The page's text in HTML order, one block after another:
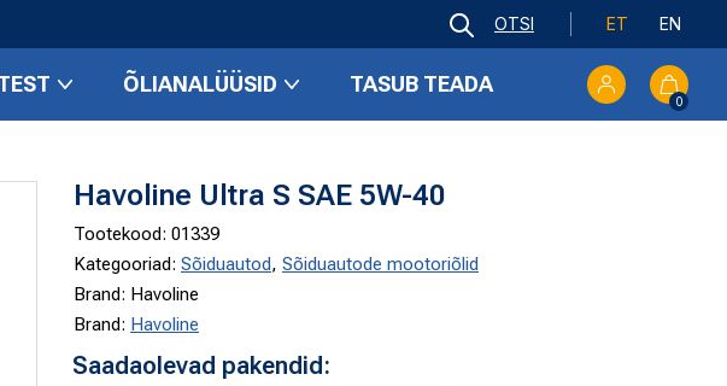
ET EN
ÕLIANALÜÜSID TASUB TEADA
0
Havoline Ultra S SAE 5W-40
Tootekood: 01339
Kategooriad: Sõiduautod, Sõiduautode mootoriõlid
Brand: Havoline
Brand: Havoline
Saadaolevad pakendid: